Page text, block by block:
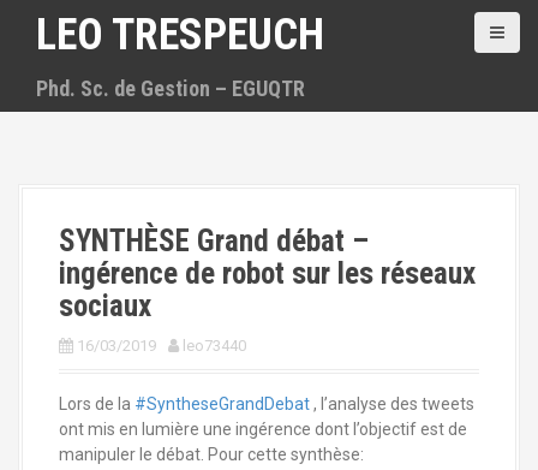
r
LEO TRESPEUCH
Phd. Sc. de Gestion – EGUQTR
SYNTHÈSE Grand débat –
ingérence de robot sur les réseaux
sociaux
16/03/2019 leo73440
Lors de la #SyntheseGrandDebat, l’analyse des tweets
ont mis en lumière une ingérence dont l’objectif est de
manipuler le débat. Pour cette synthèse: